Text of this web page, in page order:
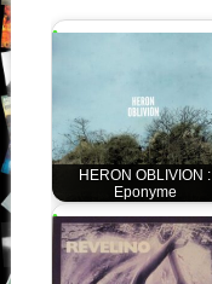
HERON OBLIVION :
Eponyme